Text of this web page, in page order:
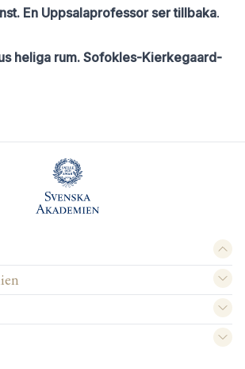
En Uppsalaprofessor ser tillbaka.
heliga rum. Sofokles-Kierkegaard-